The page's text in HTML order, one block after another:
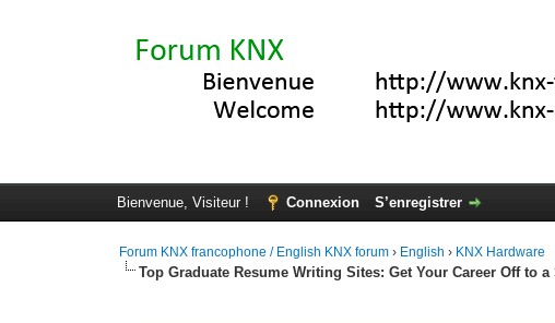
Bienvenue, Visiteur ! Connexion S’enregistrer
Forum KNX francophone / English KNX forum › English › KNX Hardware
Top Graduate Resume Writing Sites: Get Your Career Off to